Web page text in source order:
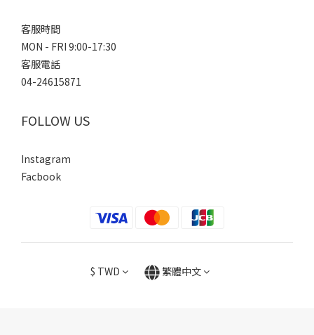
客服時間
MON - FRI 9:00-17:30
客服電話
04-24615871
FOLLOW US
Instagram
Facbook
$ TWD 繁體中文